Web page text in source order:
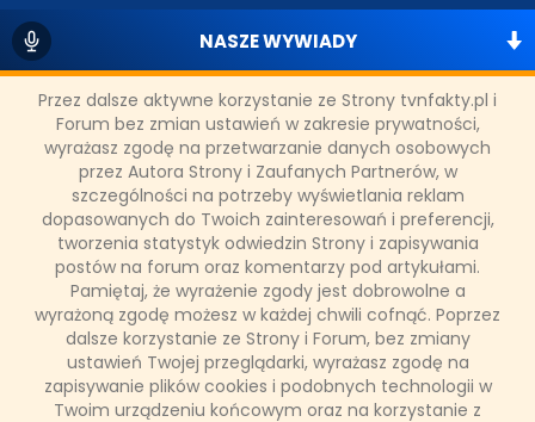
Przez dalsze aktywne korzystanie ze Strony tvnfakty.pl i
Forum bez zmian ustawień w zakresie prywatności,
wyrażasz zgodę na przetwarzanie danych osobowych
przez Autora Strony i Zaufanych Partnerów, w
szczególności na potrzeby wyświetlania reklam
dopasowanych do Twoich zainteresowań i preferencji,
tworzenia statystyk odwiedzin Strony i zapisywania
postów na forum oraz komentarzy pod artykułami.
Pamiętaj, że wyrażenie zgody jest dobrowolne a
wyrażoną zgodę możesz w każdej chwili cofnąć. Poprzez
dalsze korzystanie ze Strony i Forum, bez zmiany
ustawień Twojej przeglądarki, wyrażasz zgodę na
zapisywanie plików cookies i podobnych technologii w
Twoim urządzeniu końcowym oraz na korzystanie z
NASZE WYWIADY
FAKTY TVN
WAŻNE RELACJE
Copyright © 2011 - 2026 by www.tvnfakty.pl| Wszystkie prawa
zastrzeżone.